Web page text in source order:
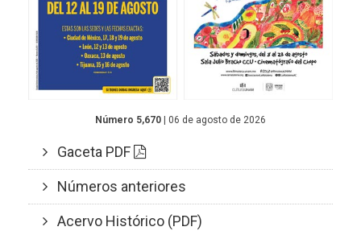
Número 5,670 | 06 de agosto de 2026
Gaceta PDF
Números anteriores
Acervo Histórico (PDF)